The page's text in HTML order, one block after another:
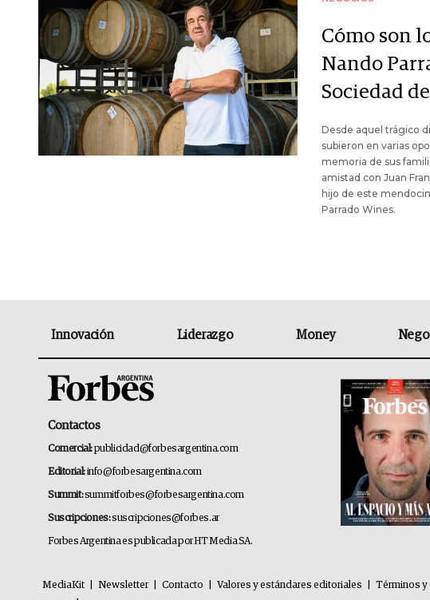
Cómo son
Nando
Sociedad
Desde aquel trágico
subieron en varias
memoria de sus
amistad con Juan
hijo de este
Parrado Wines.
Innovación Liderazgo Money
Contactos
Comercial:publicidad@forbesargentina.com
Editorial:info@forbesargentina.com
Summit:summitforbes@forbesargentina.com
Suscripciones:suscripciones@forbes.ar
Forbes Argentina es publicada por HT Media SA.
MediaKit Newsletter Contacto Valores y estándares editoriales Términos y